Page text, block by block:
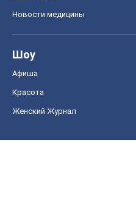
Новости медицины
Шоу
Афиша
Красота
Женский Журнал